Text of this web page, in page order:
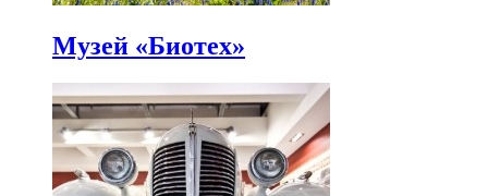
Музей «Биотех»